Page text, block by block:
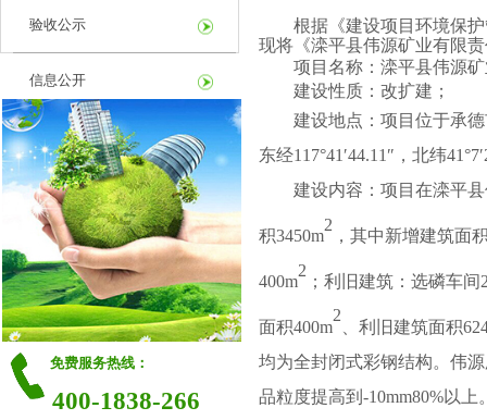
验收公示
信息公开
根据《建设项目环境保
现将《滦平县伟源矿业有限
项目名称： 滦平县伟源
建设性质 ： 改扩建 ；
建设地点： 项目位于承
东经117°41′44.11″ ，北纬
建设内容 ： 项目在滦平
积3450m
2
，其中新增建筑面
400m
2
； 利旧建筑 ： 选磷车间
面积400m
2
、利旧建筑面积
均为全封闭式彩钢结构。 伟
品粒度提高到 -10mm80%以上
与强者合作
赢天下
免费服务热线：
400-1838-266